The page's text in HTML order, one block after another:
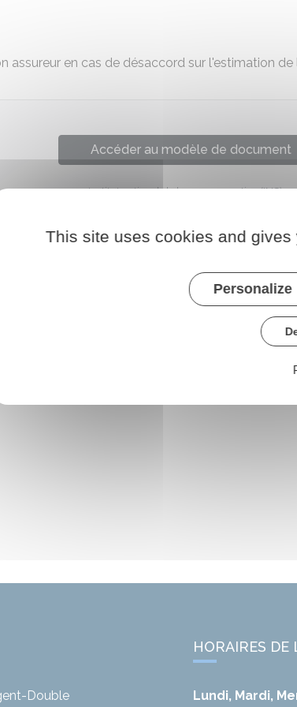
assureur en cas de désaccord sur l'estimation
Accéder au modèle de document
Institut national de la consommation (INC)
Double
HORAIRES DE
Lundi, Mardi,
This site uses cookies and
Personalize